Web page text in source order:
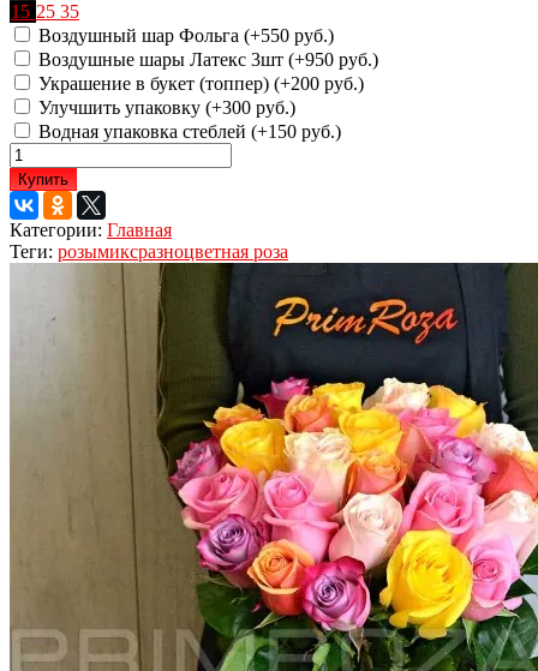
15 25 35
Воздушный шар Фольга (+550 руб.)
Воздушные шары Латекс 3шт (+950 руб.)
Украшение в букет (топпер) (+200 руб.)
Улучшить упаковку (+300 руб.)
Водная упаковка стеблей (+150 руб.)
Купить
Категории: Главная
Теги: розымиксразноцветная роза